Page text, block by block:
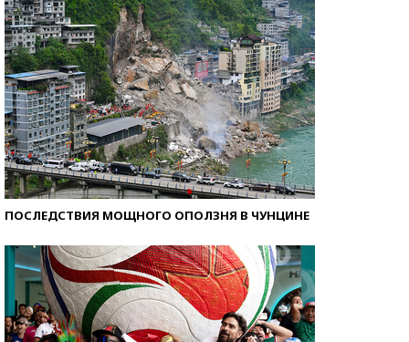
ПОСЛЕДСТВИЯ МОЩНОГО ОПОЛЗНЯ В ЧУНЦИНЕ